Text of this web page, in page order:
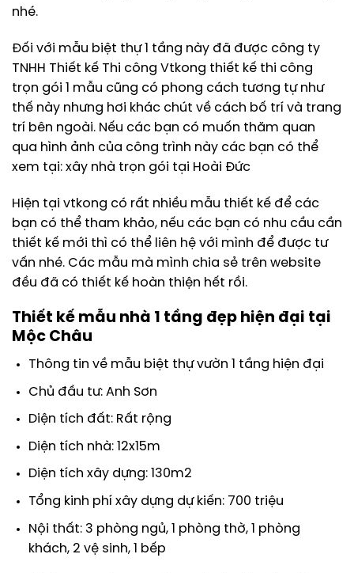
nhé.
Đối với mẫu biệt thự 1 tầng này đã được công ty
TNHH Thiết kế Thi công Vtkong thiết kế thi công
trọn gói 1 mẫu cũng có phong cách tương tự như
thế này nhưng hơi khác chút về cách bố trí và trang
trí bên ngoài. Nếu các bạn có muốn thăm quan
qua hình ảnh của công trình này các bạn có thể
xem tại: xây nhà trọn gói tại Hoài Đức
Hiện tại vtkong có rất nhiều mẫu thiết kế để các
bạn có thể tham khảo, nếu các bạn có nhu cầu cần
thiết kế mới thì có thể liên hệ với mình để được tư
vấn nhé. Các mẫu mà mình chia sẻ trên website
đều đã có thiết kế hoàn thiện hết rồi.
Thiết kế mẫu nhà 1 tầng đẹp hiện đại tại
Mộc Châu
Thông tin về mẫu biệt thự vườn 1 tầng hiện đại
Chủ đầu tư: Anh Sơn
Diện tích đất: Rất rộng
Diện tích nhà: 12x15m
Diện tích xây dựng: 130m2
Tổng kinh phí xây dựng dự kiến: 700 triệu
Nội thất: 3 phòng ngủ, 1 phòng thờ, 1 phòng
khách, 2 vệ sinh, 1 bếp